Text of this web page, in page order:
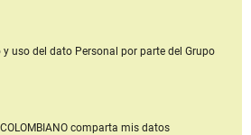
uso del dato Personal por parte del Grupo
comparta mis datos